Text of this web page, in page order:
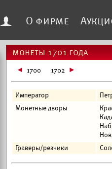
f О фирме
монеты 1701 года
1700 1702
Император
Монетные дворы
Граверы/резчики